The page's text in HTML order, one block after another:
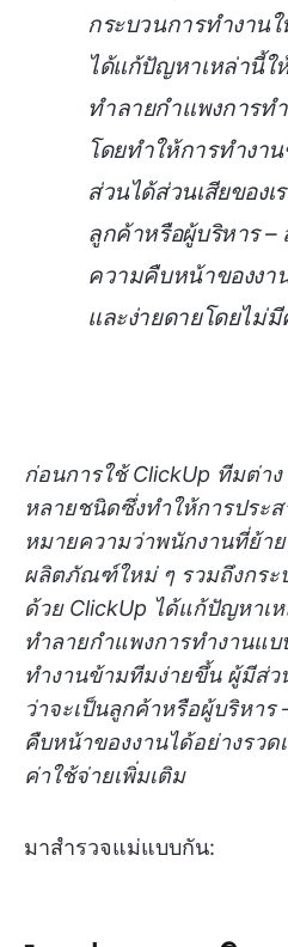
กระบวนการทำงาน
ได้แก้ปัญหาเหล่านี้ใ
ทำลายกำแพงการท
โดยทำให้การทำงา
ส่วนได้ส่วนเสียของเ
ลูกค้าหรือผู้บริหาร
ความคืบหน้าของงา
และง่ายดายโดยไม่
ก่อนการใช้ ClickUp ทีมต่า
หลายชนิดซึ่งทำให้การประ
หมายความว่าพนักงานที่ย้า
ผลิตภัณฑ์ใหม่ ๆ รวมถึงกระ
ด้วย ClickUp ได้แก้ปัญหาเ
ทำลายกำแพงการทำงานแ
ทำงานข้ามทีมง่ายขึ้น ผู้มีส่ว
ว่าจะเป็นลูกค้าหรือผู้บริหา
คืบหน้าของงานได้อย่างรวด
ค่าใช้จ่ายเพิ่มเติม
มาสำรวจแม่แบบกัน: